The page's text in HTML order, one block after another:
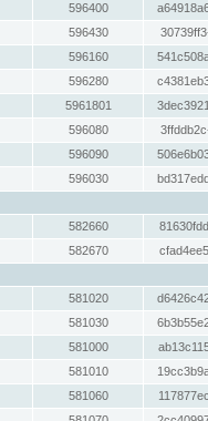
596400
596430
596160
596280
5961801
596080
596090
596030
582660
582670
581020
581030
581000
581010
581060